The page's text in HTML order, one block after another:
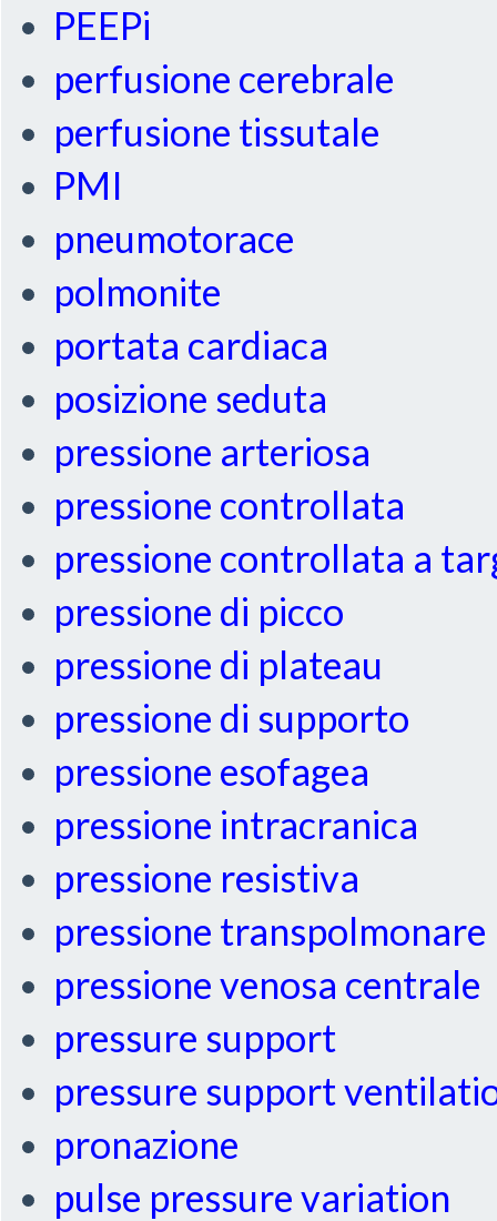
PEEPi
perfusione cerebrale
perfusione tissutale
PMI
pneumotorace
polmonite
portata cardiaca
posizione seduta
pressione arteriosa
pressione controllata
pressione controllata a
pressione di picco
pressione di plateau
pressione di supporto
pressione esofagea
pressione intracranica
pressione resistiva
pressione transpolmonare
pressione venosa centrale
pressure support
pressure support
pronazione
pulse pressure variation